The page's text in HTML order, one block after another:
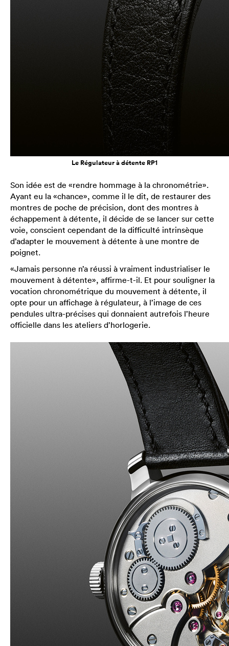
Le Régulateur à détente RP1
Son idée est de «rendre hommage à la chronométrie».
Ayant eu la «chance», comme il le dit, de restaurer des
montres de poche de précision, dont des montres à
échappement à détente, il décide de se lancer sur cette
voie, conscient cependant de la difficulté intrinsèque
d’adapter le mouvement à détente à une montre de
poignet.
«Jamais personne n’a réussi à vraiment industrialiser le
mouvement à détente», affirme-t-il. Et pour souligner la
vocation chronométrique du mouvement à détente, il
opte pour un affichage à régulateur, à l’image de ces
pendules ultra-précises qui donnaient autrefois l’heure
officielle dans les ateliers d’horlogerie.